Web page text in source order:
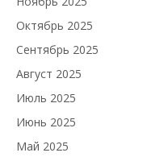
Октябрь 2025
Сентябрь 2025
Август 2025
Июль 2025
Июнь 2025
Май 2025